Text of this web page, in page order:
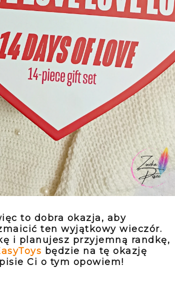
to dobra okazja, aby
ten wyjątkowy wieczór.
i planujesz przyjemną randkę,
będzie na tę okazję
Ci o tym opowiem!